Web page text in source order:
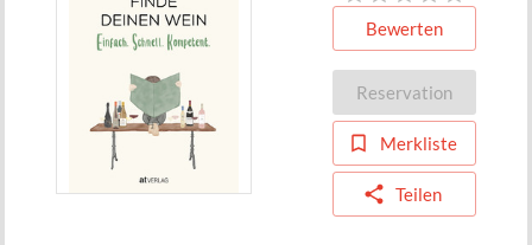
Bewerten
Reservation
Merkliste
Teilen